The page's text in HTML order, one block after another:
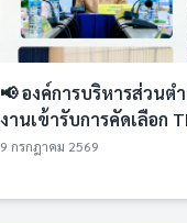
📢 องค์การบริหารส่วนต
งานเข้ารับการคัดเลือก
9 กรกฎาคม 2569